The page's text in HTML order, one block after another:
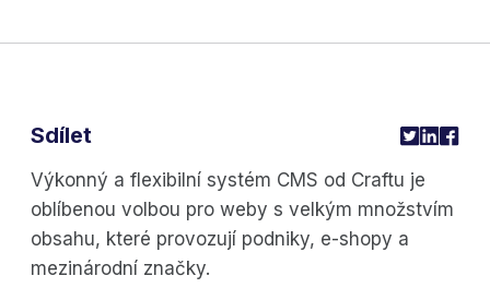
Výkonný a flexibilní systém CMS od Craftu je
oblíbenou volbou pro weby s velkým množstvím
obsahu, které provozují podniky, e-shopy a
mezinárodní značky.
Sdílet